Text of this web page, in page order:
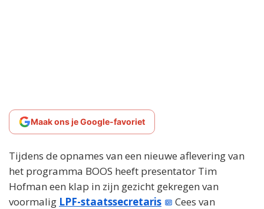
Maak ons je Google-favoriet
Tijdens de opnames van een nieuwe aflevering van
het programma BOOS heeft presentator Tim
Hofman een klap in zijn gezicht gekregen van
voormalig LPF-staatssecretaris
Cees van